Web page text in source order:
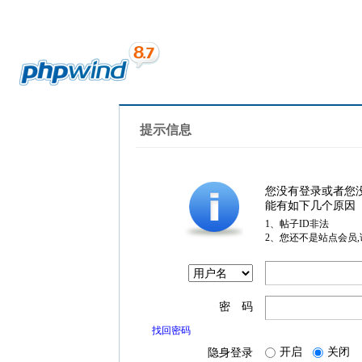
提示信息
您没有登录或者您
能有如下几个原因
1、帖子ID非法
2、您还不是站点会员
密 码
找回密码
隐身登录 开启 关闭